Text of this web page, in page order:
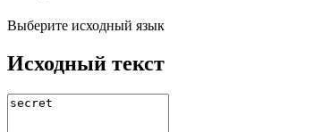
Выберите исходный язык
Исходный текст